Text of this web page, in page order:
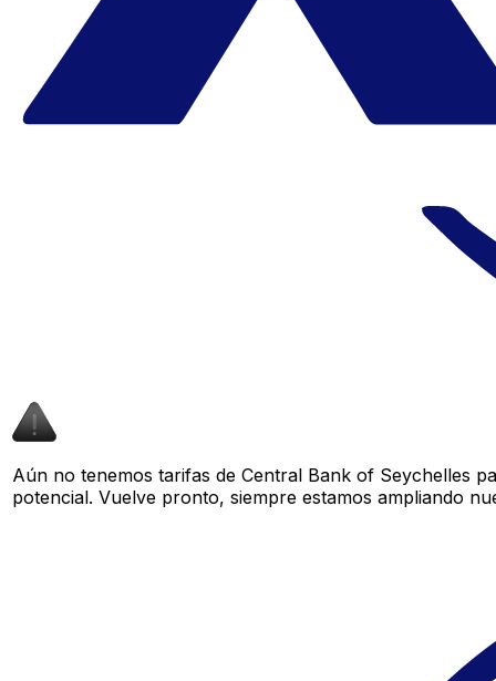
Aún no tenemos tarifas de Central Bank of Seychelles
potencial. Vuelve pronto, siempre estamos ampliando